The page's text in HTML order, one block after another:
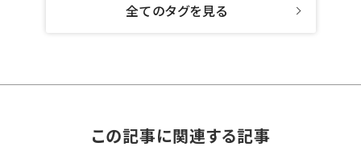
全てのタグを見る
この記事に関連する記事